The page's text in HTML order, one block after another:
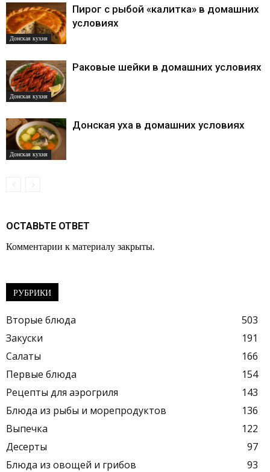
Донская кухня
Пирог с рыбой «калитка» в домашних
условиях
Донская кухня
Раковые шейки в домашних условиях
Донская кухня
Донская уха в домашних условиях
ОСТАВЬТЕ ОТВЕТ
Комментарии к материалу закрыты.
РУБРИКИ
Вторые блюда
503
Закуски
191
Салаты
166
Первые блюда
154
Рецепты для аэрогриля
143
Блюда из рыбы и морепродуктов
136
Выпечка
122
Десерты
97
Блюда из овощей и грибов
93